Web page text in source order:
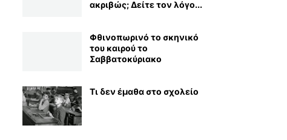
ακριβώς; Δείτε τον λόγο...
Φθινοπωρινό το σκηνικό
του καιρού το
Σαββατοκύριακο
Τι δεν έμαθα στο σχολείο